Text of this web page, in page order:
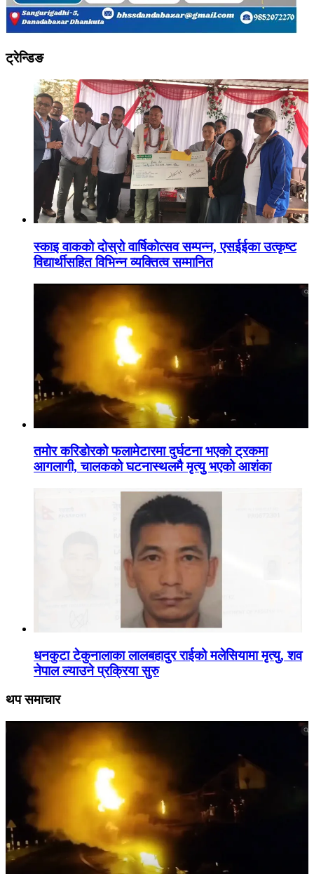
ट्रेन्डिङ
स्काइ वाकको दोस्रो वार्षिकोत्सव सम्पन्न, एसईईका उत्कृष्ट
विद्यार्थीसहित विभिन्न व्यक्तित्व सम्मानित
तमोर करिडोरको फलामेटारमा दुर्घटना भएको ट्रकमा
आगलागी, चालकको घटनास्थलमै मृत्यु भएको आशंका
धनकुटा टेकुनालाका लालबहादुर राईको मलेसियामा मृत्यु, शव
नेपाल ल्याउने प्रक्रिया सुरु
थप समाचार